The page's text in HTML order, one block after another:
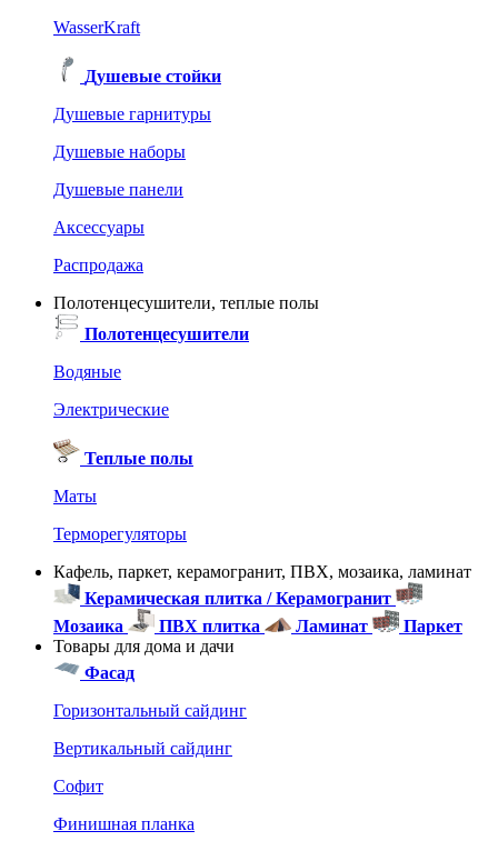
WasserKraft
Душевые стойки
Душевые гарнитуры
Душевые наборы
Душевые панели
Аксессуары
Распродажа
Полотенцесушители, теплые полы
Полотенцесушители
Водяные
Электрические
Теплые полы
Маты
Терморегуляторы
Кафель, паркет, керамогранит, ПВХ, мозаика, ламинат
Керамическая плитка / Керамогранит
Мозаика
ПВХ плитка Ламинат
Паркет
Товары для дома и дачи
Фасад
Горизонтальный сайдинг
Вертикальный сайдинг
Софит
Финишная планка